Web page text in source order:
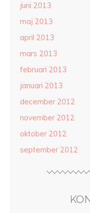
juni 2013
maj 2013
april 2013
mars 2013
februari 2013
januari 2013
december 2012
november 2012
oktober 2012
september 2012